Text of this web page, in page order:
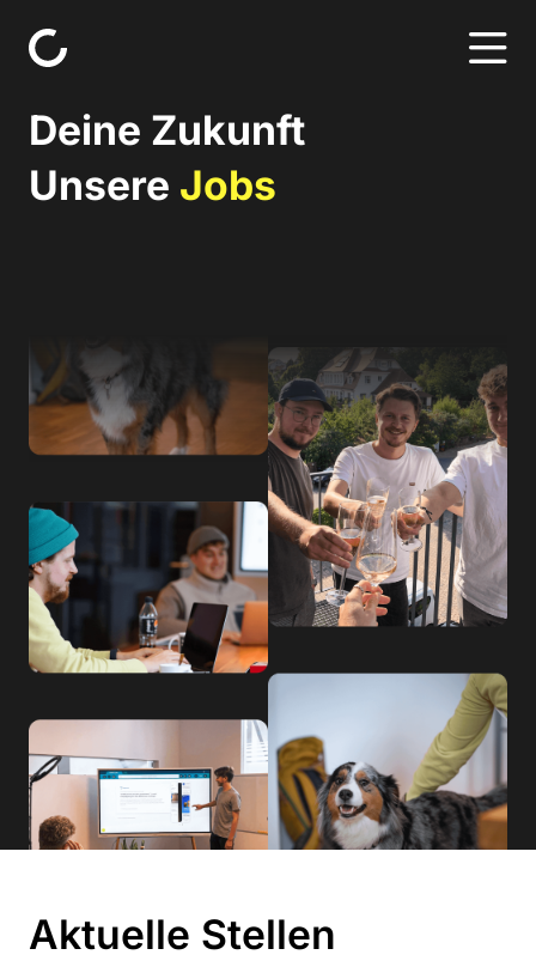
Deine Zukunft
Unsere Jobs
Aktuelle Stellen